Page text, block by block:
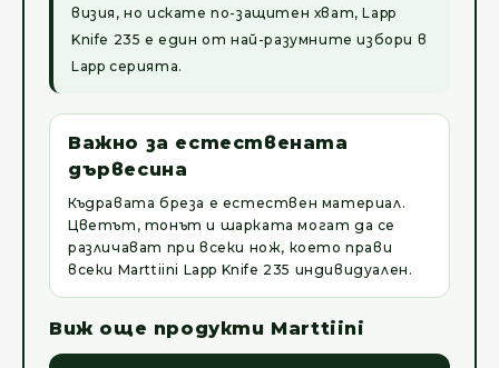
визия, но искате по-защитен хват, Lapp
Knife 235 е един от най-разумните избори в
Lapp серията.
Важно за естествената
дървесина
Къдравата бреза е естествен материал.
Цветът, тонът и шарката могат да се
различават при всеки нож, което прави
всеки Marttiini Lapp Knife 235 индивидуален.
Виж още продукти Marttiini